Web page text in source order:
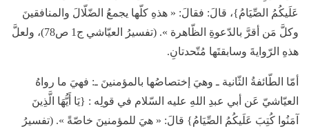
عَلَيكُمُ الصِّيَامُ}، قالَ: فقالَ: « هذهِ كلّها يجمعُ الضّلّالَ والمنافقينَ
وكلَّ مَن أقرَّ بالدّعوةِ الظّاهرة ». (تفسيرُ العيّاشي ج1 ص78)، ولعلَّ
هذهِ الرّوايةَ وسابقتَها مُتّحدتانِ.
أمّا الطّائفةُ الثّانية ـ وهيَ إختصاصُها بالمؤمنينَ ـ: فهيَ ما رواهُ
العيّاشيّ عَن أبي عبدِ اللهِ عليه السّلام في قولِه : {يَا أَيُّهَا الَّذِينَ
آمَنُوا كُتِبَ عَلَيكُمُ الصِّيَامُ} قالَ: « هيَ للمؤمنينَ خاصّةً ». (تفسيرُ